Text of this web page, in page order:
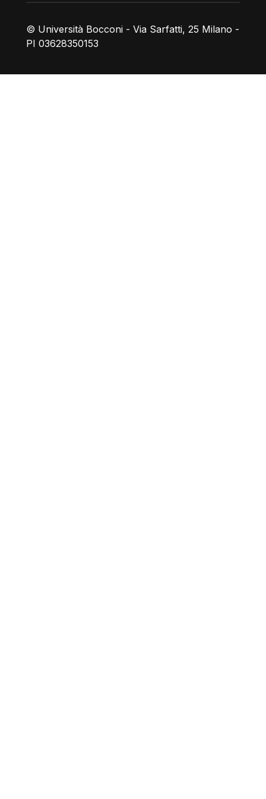
© Università Bocconi - Via Sarfatti, 25 Milano -
PI 03628350153